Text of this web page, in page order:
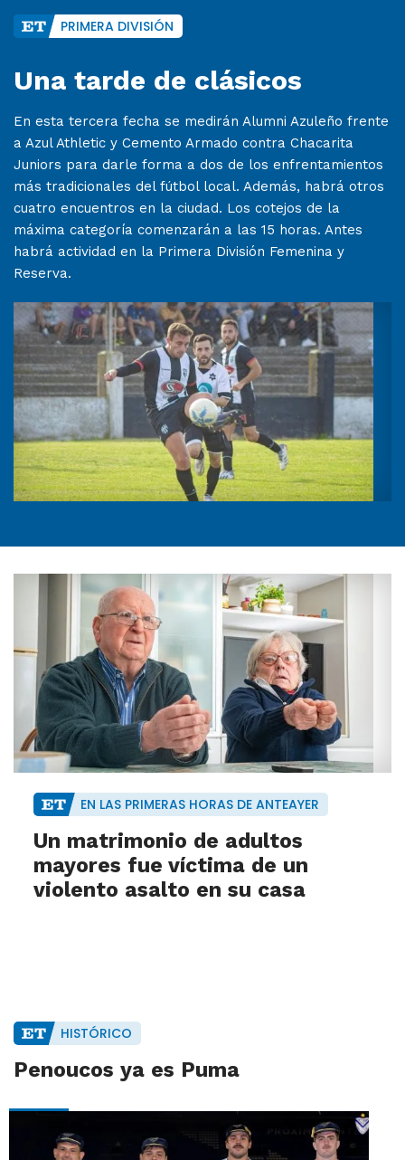
PRIMERA DIVISIÓN
Una tarde de clásicos
En esta tercera fecha se medirán Alumni Azuleño frente
a Azul Athletic y Cemento Armado contra Chacarita
Juniors para darle forma a dos de los enfrentamientos
más tradicionales del fútbol local. Además, habrá otros
cuatro encuentros en la ciudad. Los cotejos de la
máxima categoría comenzarán a las 15 horas. Antes
habrá actividad en la Primera División Femenina y
Reserva.
EN LAS PRIMERAS HORAS DE ANTEAYER
Un matrimonio de adultos
mayores fue víctima de un
violento asalto en su casa
HISTÓRICO
Penoucos ya es Puma